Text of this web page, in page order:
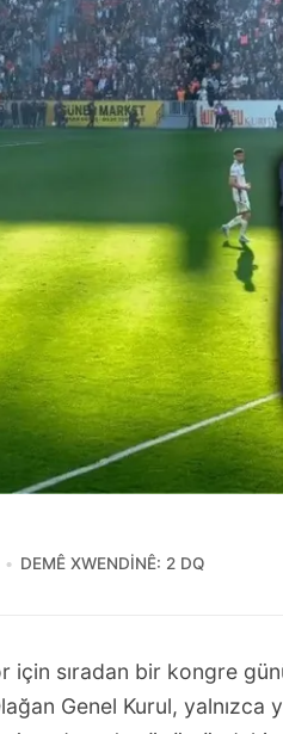
DEMÊ XWENDINÊ: 2 DQ
için sıradan bir kongre
Genel Kurul, yalnızca